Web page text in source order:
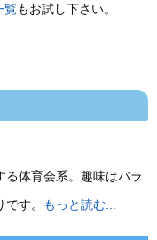
覧もお試し下さい。
る体育会系。趣味はバラ
す。
もっと読む...